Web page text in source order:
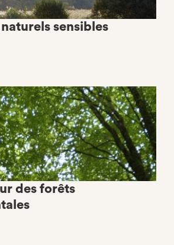
naturels sensibles
des forêts